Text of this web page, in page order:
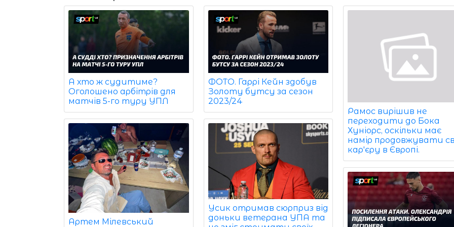
А хто ж судитиме?
Оголошено арбітрів для
матчів 5-го туру УПЛ
Артем Мілевський
ФОТО. Гаррі Кейн здобув
Золоту бутсу за сезон
2023/24
Усик отримав сюрприз від
доньки ветерана УПА та
Рамос вирішив не
переходити до Бока
Хуніорс, оскільки має
намір продовжувати
кар'єру в Європі.